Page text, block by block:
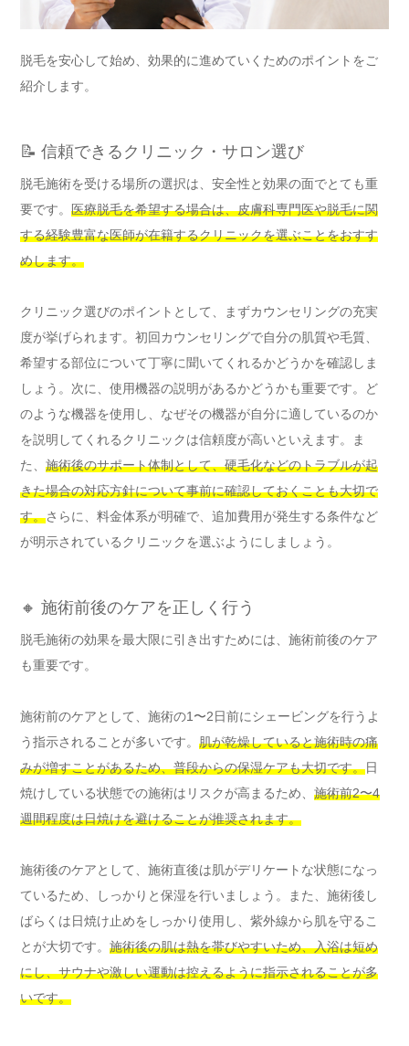
脱毛を安心して始め、効果的に進めていくためのポイントをご
紹介します。
📝 信頼できるクリニック・サロン選び
脱毛施術を受ける場所の選択は、安全性と効果の面でとても重
要です。 医療脱毛を希望する場合は、皮膚科専門医や脱毛に関
する経験豊富な医師が在籍するクリニックを選ぶことをおすす
めします。
クリニック選びのポイントとして、まずカウンセリングの充実
度が挙げられます。初回カウンセリングで自分の肌質や毛質、
希望する部位について丁寧に聞いてくれるかどうかを確認しま
しょう。次に、使用機器の説明があるかどうかも重要です。ど
のような機器を使用し、なぜその機器が自分に適しているのか
を説明してくれるクリニックは信頼度が高いといえます。ま
た、 施術後のサポート体制として、硬毛化などのトラブルが起
きた場合の対応方針について事前に確認しておくことも大切で
す。さらに、料金体系が明確で、追加費用が発生する条件など
が明示されているクリニックを選ぶようにしましょう。
🔸 施術前後のケアを正しく行う
脱毛施術の効果を最大限に引き出すためには、施術前後のケア
も重要です。
施術前のケアとして、施術の1〜2日前にシェービングを行うよ
う指示されることが多いです。 肌が乾燥していると施術時の痛
みが増すことがあるため、普段からの保湿ケアも大切です。日
焼けしている状態での施術はリスクが高まるため、 施術前2〜4
週間程度は日焼けを避けることが推奨されます。
施術後のケアとして、施術直後は肌がデリケートな状態になっ
ているため、しっかりと保湿を行いましょう。また、施術後し
ばらくは日焼け止めをしっかり使用し、紫外線から肌を守るこ
とが大切です。 施術後の肌は熱を帯びやすいため、入浴は短め
にし、サウナや激しい運動は控えるように指示されることが多
いです。